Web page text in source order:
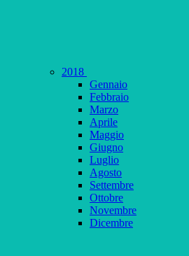
2018
Gennaio
Febbraio
Marzo
Aprile
Maggio
Giugno
Luglio
Agosto
Settembre
Ottobre
Novembre
Dicembre